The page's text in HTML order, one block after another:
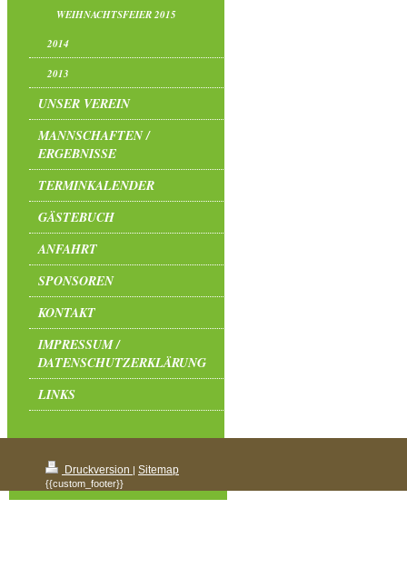
WEIHNACHTSFEIER 2015
2014
2013
UNSER VEREIN
MANNSCHAFTEN /
ERGEBNISSE
TERMINKALENDER
GÄSTEBUCH
ANFAHRT
SPONSOREN
KONTAKT
IMPRESSUM /
DATENSCHUTZERKLÄRUNG
LINKS
Druckversion | Sitemap
{{custom_footer}}